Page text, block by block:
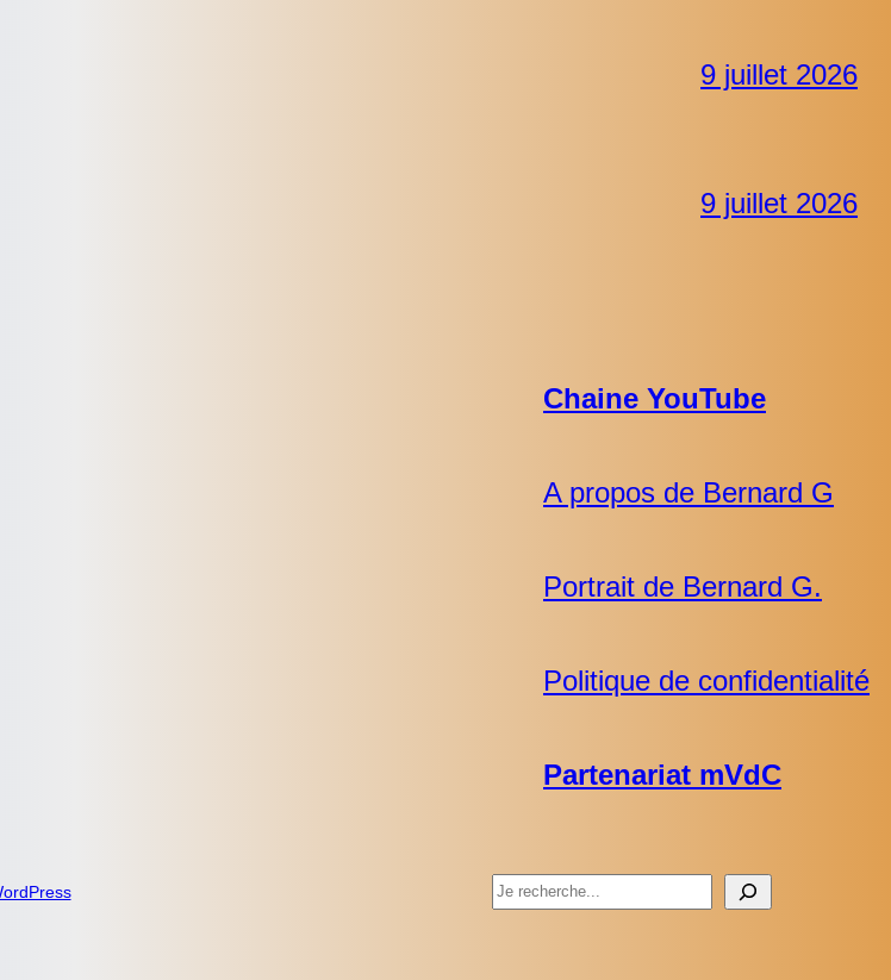
9 juillet 2026
9 juillet 2026
Chaine YouTube
A propos de Bernard G
Portrait de Bernard G.
Politique de confidentialité
Partenariat mVdC
Rechercher